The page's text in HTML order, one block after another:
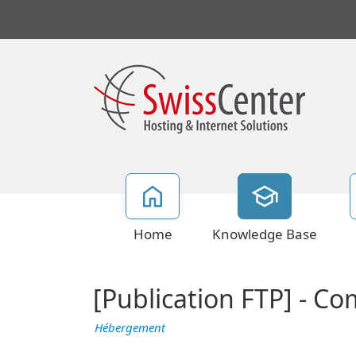
Home Knowledge Base
[Publication FTP] -
Hébergement